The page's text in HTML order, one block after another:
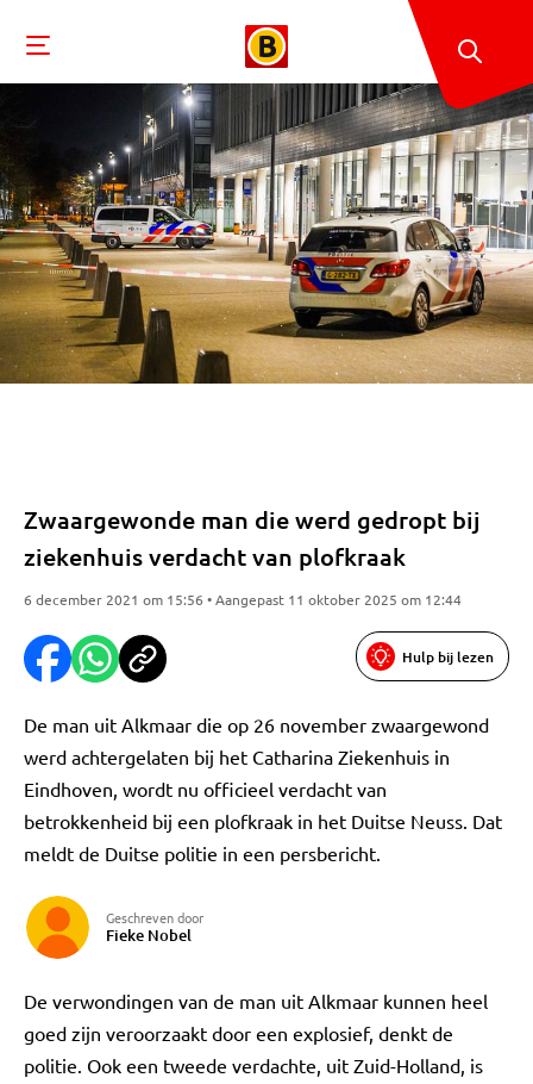
Zwaargewonde man die werd gedropt bij
ziekenhuis verdacht van plofkraak
6 december 2021 om 15:56 • Aangepast 11 oktober 2025 om 12:44
Hulp bij lezen
De man uit Alkmaar die op 26 november zwaargewond
werd achtergelaten bij het Catharina Ziekenhuis in
Eindhoven, wordt nu officieel verdacht van
betrokkenheid bij een plofkraak in het Duitse Neuss. Dat
meldt de Duitse politie in een persbericht.
Geschreven door
Fieke Nobel
De verwondingen van de man uit Alkmaar kunnen heel
goed zijn veroorzaakt door een explosief, denkt de
politie. Ook een tweede verdachte, uit Zuid-Holland, is